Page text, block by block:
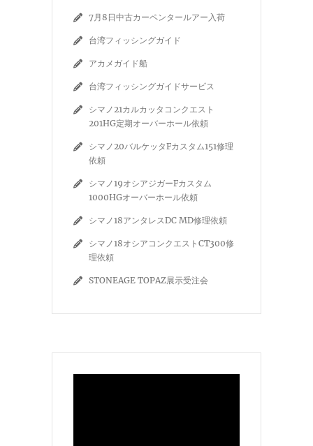
7月8日中古カーペンタールアー入荷
台湾フィッシングガイド
アカメガイド船
台湾フィッシングガイドサービス
シマノ21カルカッタコンクエスト
201HG定期オーバーホール依頼
シマノ20バルケッタFカスタム151修理
依頼
シマノ19オシアジガーFカスタム
1000HGオーバーホール依頼
シマノ18アンタレスDC MD修理依頼
シマノ18オシアコンクエストCT300修
理依頼
STONEAGE TOPAZ展示受注会